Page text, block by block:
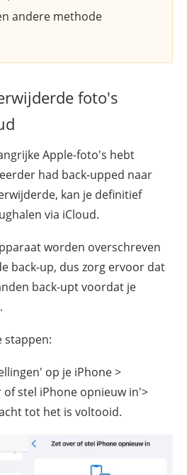
andere methode
foto's
Apple-foto's hebt
had back-upped naar
kan je definitief
via iCloud.
worden overschreven
back-up, dus zorg ervoor dat
back-upt voordat je
stappen:
op je iPhone >
of stel iPhone opnieuw in'>
tot het is voltooid.